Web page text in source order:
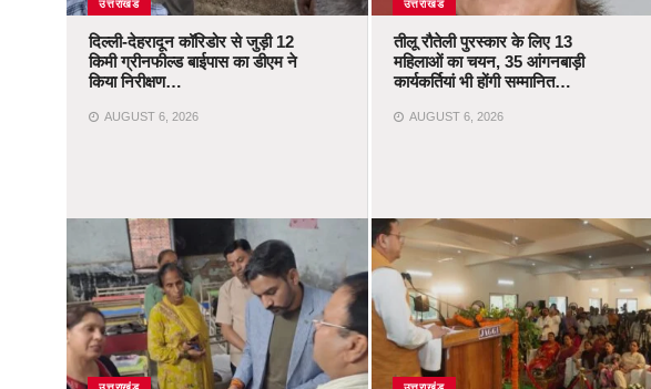
उत्तराखंड
दिल्ली-देहरादून कॉरिडोर से जुड़ी 12
किमी ग्रीनफील्ड बाईपास का डीएम ने
किया निरीक्षण…
AUGUST 6, 2026
उत्तराखंड
तीलू रौतेली पुरस्कार के लिए 13
महिलाओं का चयन, 35 आंगनबाड़ी
कार्यकर्तियां भी होंगी सम्मानित…
AUGUST 6, 2026